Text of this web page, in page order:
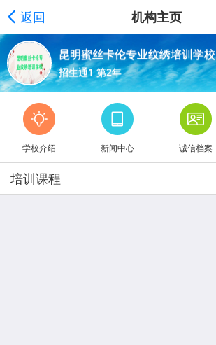
返回 机构主页
昆明蜜丝卡伦专业纹绣培训学校
招生通1 第2年
学校介绍 新闻中心 诚信档案
培训课程